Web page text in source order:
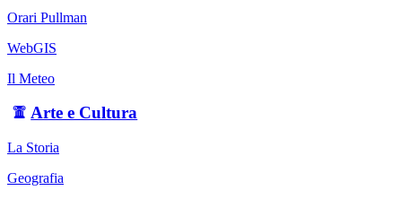
Orari Pullman
WebGIS
Il Meteo
Arte e Cultura
La Storia
Geografia